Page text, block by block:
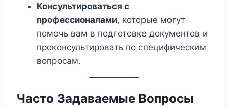
Консультироваться с
профессионалами, которые могут
помочь вам в подготовке документов и
проконсультировать по специфическим
вопросам.
Часто Задаваемые Вопросы